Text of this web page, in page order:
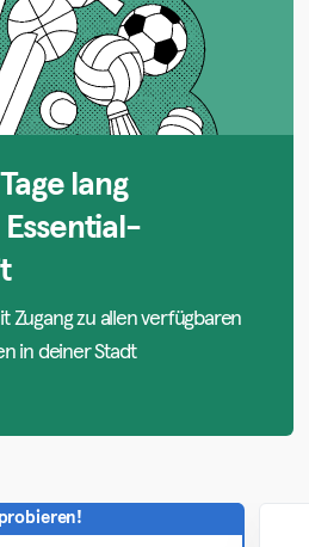
lang
Zugang zu allen verfügbaren
in deiner Stadt